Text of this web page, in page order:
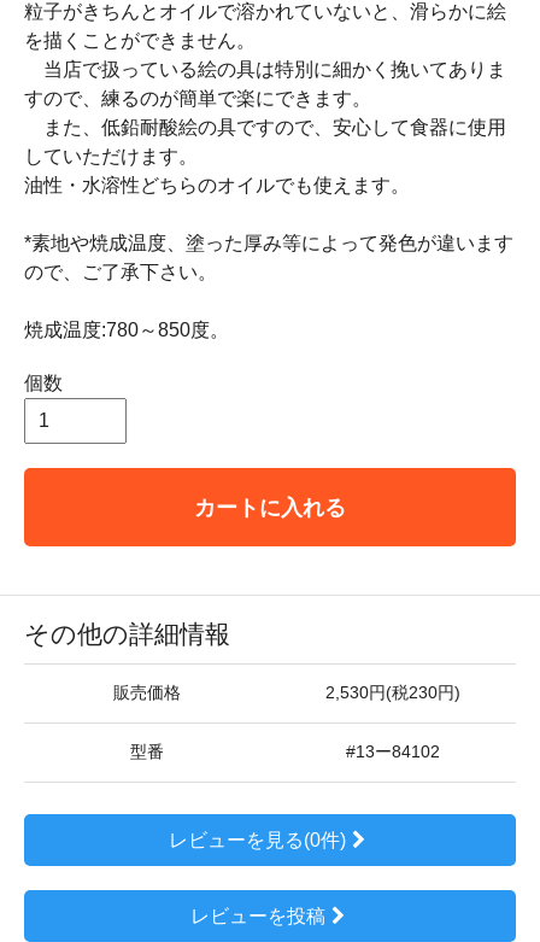
粒子がきちんとオイルで溶かれていないと、滑らかに絵
を描くことができません。
当店で扱っている絵の具は特別に細かく挽いてありま
すので、練るのが簡単で楽にできます。
また、低鉛耐酸絵の具ですので、安心して食器に使用
していただけます。
油性・水溶性どちらのオイルでも使えます。
*素地や焼成温度、塗った厚み等によって発色が違います
ので、ご了承下さい。
焼成温度:780～850度。
個数
カートに入れる
その他の詳細情報
販売価格 2,530円(税230円)
型番 #13ー84102
レビューを見る(0件)
レビューを投稿